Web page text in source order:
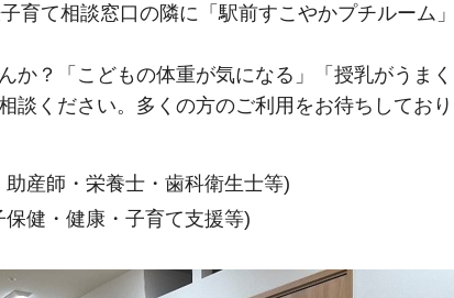
育て相談窓口の隣に「駅前すこやかプチルーム
か？「こどもの体重が気になる」「授乳がうま
談ください。多くの方のご利用をお待ちしており
産師・栄養士・歯科衛生士等)
健・健康・子育て支援等)